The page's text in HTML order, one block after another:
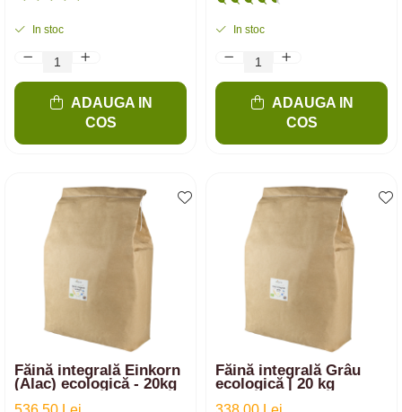
In stoc
ADAUGA IN
COS
In stoc
ADAUGA IN
COS
Făină integrală Einkorn
(Alac) ecologică - 20kg
Făină integrală Grâu
ecologică | 20 kg